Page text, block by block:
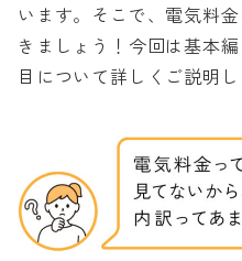
います。そこで、電気料
きましょう！今回は基本
目について詳しくご説明し